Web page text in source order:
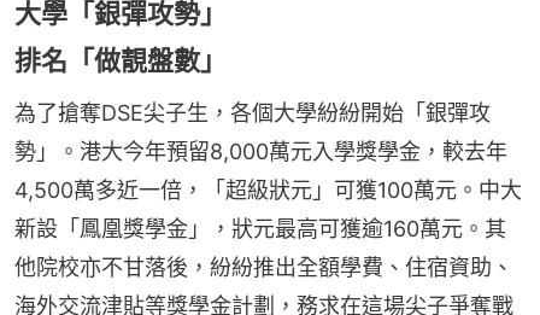
大學「銀彈攻勢」
排名「做靚盤數」
為了搶奪DSE尖子生，各個大學紛紛開始「銀彈攻
勢」。港大今年預留8,000萬元入學獎學金，較去年
4,500萬多近一倍，「超級狀元」可獲100萬元。中大
新設「鳳凰獎學金」，狀元最高可獲逾160萬元。其
他院校亦不甘落後，紛紛推出全額學費、住宿資助、
海外交流津貼等獎學金計劃，務求在這場尖子爭奪戰